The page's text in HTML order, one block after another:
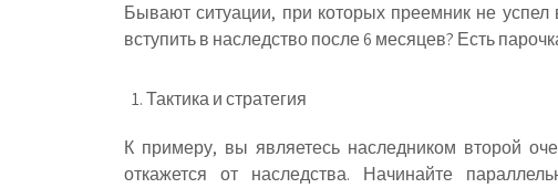
Бывают ситуации, при которых преемник не
вступить в наследство после 6 месяцев? Есть
Тактика и стратегия
К примеру, вы являетесь наследником второй
откажется от наследства. Начинайте